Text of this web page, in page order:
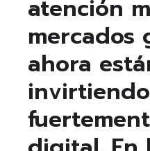
atención
mercados
ahora
invirtiendo